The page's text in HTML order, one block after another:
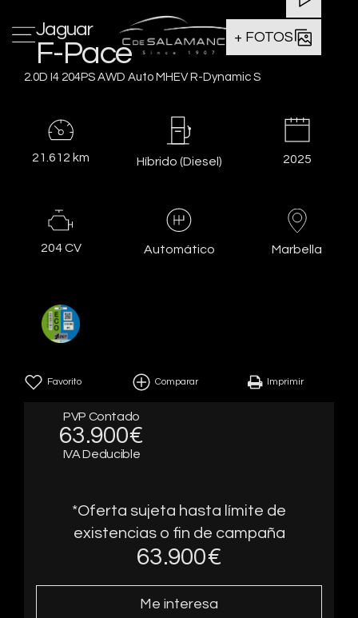
+ FOTOS
Jaguar
F-Pace
2.0D I4 204PS AWD Auto MHEV R-Dynamic S
21.612 km Híbrido (Diesel) 2025
204 CV Automático Marbella
Favorito Comparar Imprimir
PVP Contado
63.900€
IVA Deducible
*Oferta sujeta hasta límite de
existencias o fin de campaña
63.900€
Me interesa